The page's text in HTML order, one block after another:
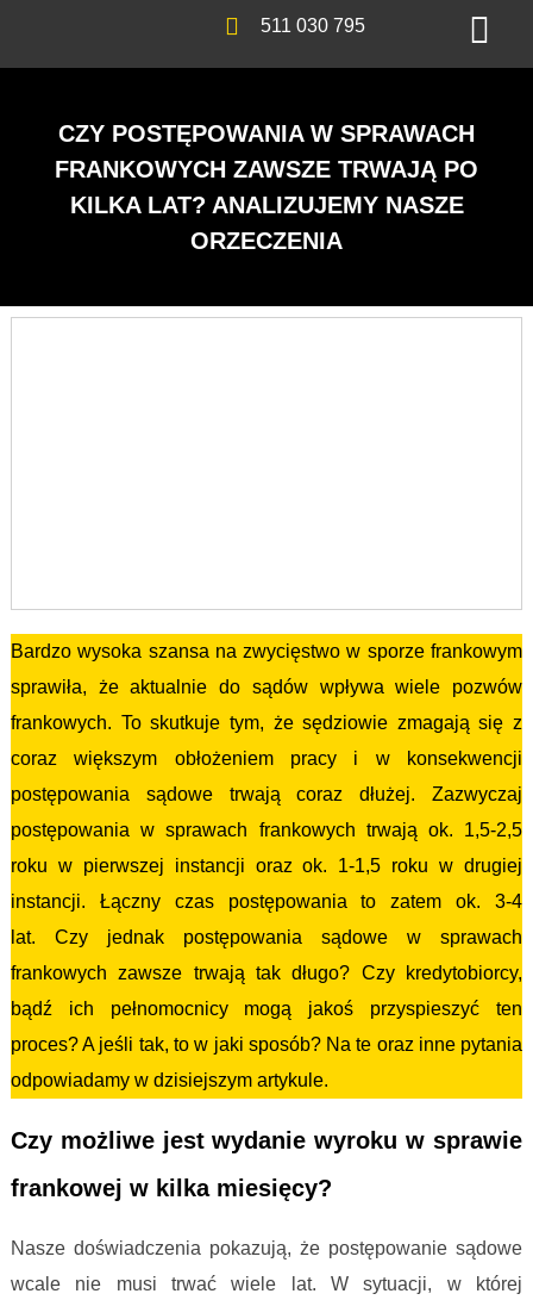
511 030 795
CZY POSTĘPOWANIA W SPRAWACH
FRANKOWYCH ZAWSZE TRWAJĄ PO
KILKA LAT? ANALIZUJEMY NASZE
ORZECZENIA
Bardzo wysoka szansa na zwycięstwo w sporze frankowym
sprawiła, że aktualnie do sądów wpływa wiele pozwów
frankowych. To skutkuje tym, że sędziowie zmagają się z
coraz większym obłożeniem pracy i w konsekwencji
postępowania sądowe trwają coraz dłużej. Zazwyczaj
postępowania w sprawach frankowych trwają ok. 1,5-2,5
roku w pierwszej instancji oraz ok. 1-1,5 roku w drugiej
instancji. Łączny czas postępowania to zatem ok. 3-4
lat. Czy jednak postępowania sądowe w sprawach
frankowych zawsze trwają tak długo? Czy kredytobiorcy,
bądź ich pełnomocnicy mogą jakoś przyspieszyć ten
proces? A jeśli tak, to w jaki sposób? Na te oraz inne pytania
odpowiadamy w dzisiejszym artykule.
Czy możliwe jest wydanie wyroku w sprawie
frankowej w kilka miesięcy?
Nasze doświadczenia pokazują, że postępowanie sądowe
wcale nie musi trwać wiele lat. W sytuacji, w której